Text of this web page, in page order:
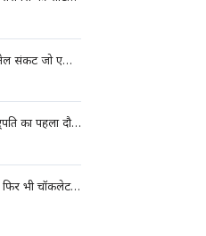
हर्मुज़ जलडमरूमध्य से बाहर: तेल संकट जो एशिया के बाजारों को तहस-नहस कर रहा है
9 वर्षों में चीन के लिए U.S. राष्ट्रपति का पहला दौरा। प्रभाव किसी भी व्यापारिक समझौते से कहीं अधिक है
कोकोआ की कीमतें गिर रही हैं। फिर भी चॉकलेट इतनी महँगी क्यों है?